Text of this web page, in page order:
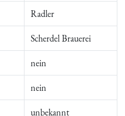
Radler
Scherdel Brauerei
nein
nein
unbekannt